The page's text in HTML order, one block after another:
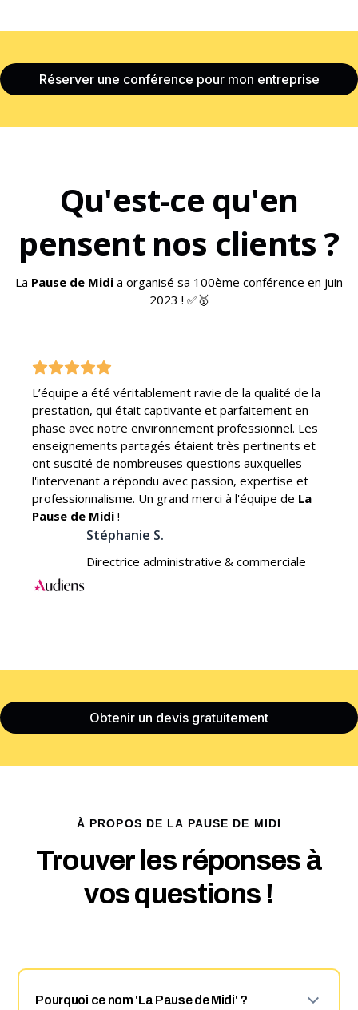
Réserver une conférence pour mon entreprise
Qu'est-ce qu'en
pensent nos clients ?
La Pause de Midi a organisé sa 100ème conférence en juin
2023 ! ✅🥇
L’équipe a été véritablement ravie de la qualité de la
prestation, qui était captivante et parfaitement en
phase avec notre environnement professionnel. Les
enseignements partagés étaient très pertinents et
ont suscité de nombreuses questions auxquelles
l'intervenant a répondu avec passion, expertise et
professionnalisme. Un grand merci à l'équipe de La
Pause de Midi !
Stéphanie S.
Directrice administrative & commerciale
Obtenir un devis gratuitement
À PROPOS DE LA PAUSE DE MIDI
Trouver les réponses à
vos questions !
Pourquoi ce nom 'La Pause de Midi' ?